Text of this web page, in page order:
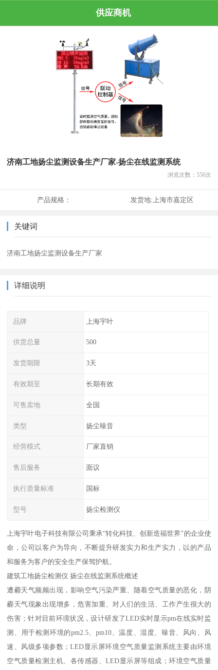
供应商机
济南工地扬尘监测设备生产厂家-扬尘在线监测系统
浏览次数： 556次
产品规格： 发货地:上海市嘉定区
关键词
济南工地扬尘监测设备生产厂家
详细说明
品牌 上海宇叶
供货总量 500
发货期限 3天
有效期至 长期有效
可售卖地 全国
类型 扬尘噪音
经营模式 厂家直销
售后服务 面议
执行质量标准 国标
型号 扬尘检测仪
上海宇叶电子科技有限公司秉承“转化科技、创新造福世界”的企业使
命，公司以客户为导向，不断提升研发实力和生产实力，以的产品
和服务为客户的安全生产保驾护航。
建筑工地扬尘检测仪 扬尘在线监测系统概述
遭霾天气频频出现，影响空气污染严重、随着空气质量的恶化，阴
霾天气现象出现增多，危害加重、对人们的生活、工作产生很大的
伤害；针对目前环境状况，设计研发了LED实时显示pm在线实时监
测、用于检测环境的pm2.5、pm10、温度、湿度、噪音、风向、风
速、风级多项参数；LED显示屏环境空气质量监测系统主要由环境
空气质量检测主机、各传感器、LED显示屏等组成；环境空气质量